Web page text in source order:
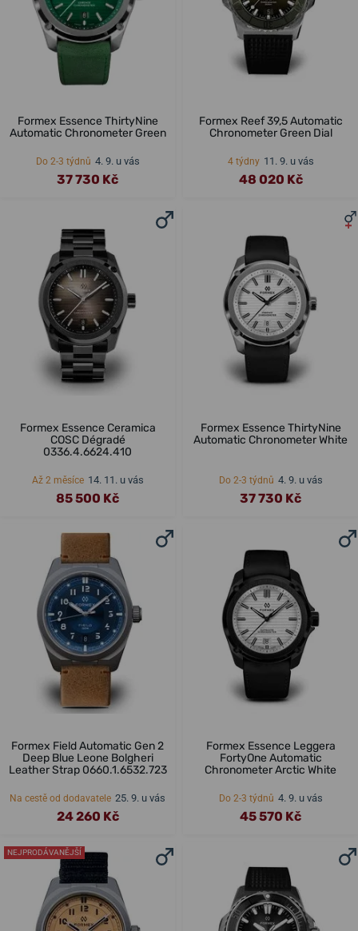
Formex Essence ThirtyNine
Automatic Chronometer Green
Do 2-3 týdnů 4. 9. u vás
37 730 Kč
Formex Reef 39,5 Automatic
Chronometer Green Dial
4 týdny 11. 9. u vás
48 020 Kč
Formex Essence Ceramica
COSC Dégradé
0336.4.6624.410
Až 2 měsíce 14. 11. u vás
85 500 Kč
Formex Essence ThirtyNine
Automatic Chronometer White
Do 2-3 týdnů 4. 9. u vás
37 730 Kč
Formex Field Automatic Gen 2
Deep Blue Leone Bolgheri
Leather Strap 0660.1.6532.723
Na cestě od dodavatele 25. 9. u vás
24 260 Kč
Formex Essence Leggera
FortyOne Automatic
Chronometer Arctic White
Do 2-3 týdnů 4. 9. u vás
45 570 Kč
NEJPRODÁVANĚJŠÍ